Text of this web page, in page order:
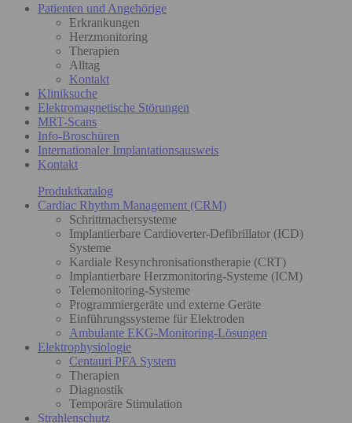
Patienten und Angehörige
Erkrankungen
Herzmonitoring
Therapien
Alltag
Kontakt
Kliniksuche
Elektromagnetische Störungen
MRT-Scans
Info-Broschüren
Internationaler Implantationsausweis
Kontakt
Produktkatalog
Cardiac Rhythm Management (CRM)
Schrittmachersysteme
Implantierbare Cardioverter-Defibrillator (ICD)
Systeme
Kardiale Resynchronisationstherapie (CRT)
Implantierbare Herzmonitoring-Systeme (ICM)
Telemonitoring-Systeme
Programmiergeräte und externe Geräte
Einführungssysteme für Elektroden
Ambulante EKG-Monitoring-Lösungen
Elektrophysiologie
Centauri PFA System
Therapien
Diagnostik
Temporäre Stimulation
Strahlenschutz